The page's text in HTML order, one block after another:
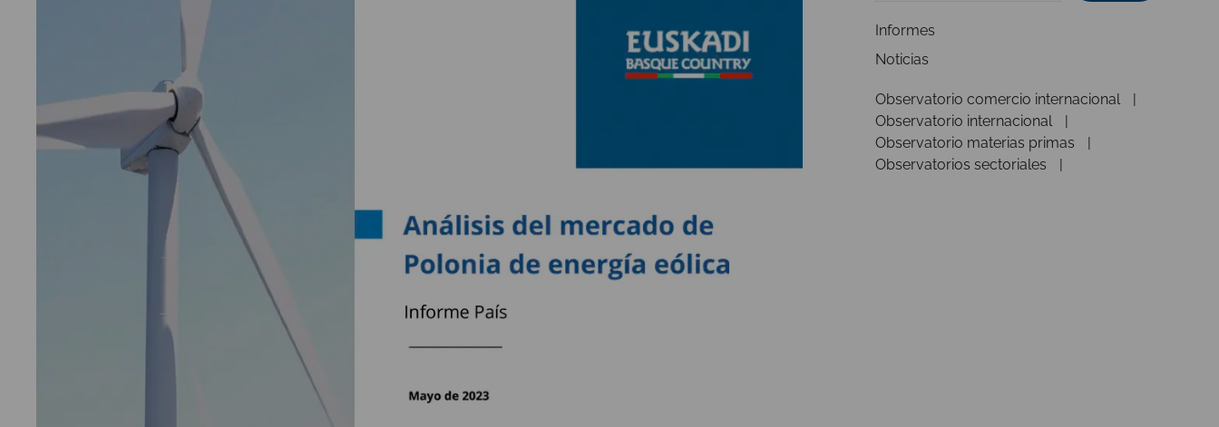
Informes
Noticias
Observatorio comercio internacional
Observatorio internacional
Observatorio materias primas
Observatorios sectoriales